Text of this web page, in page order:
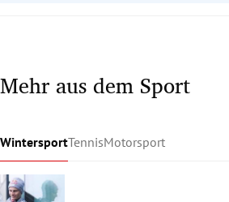
Mehr aus dem Sport
WintersportTennisMotorsport